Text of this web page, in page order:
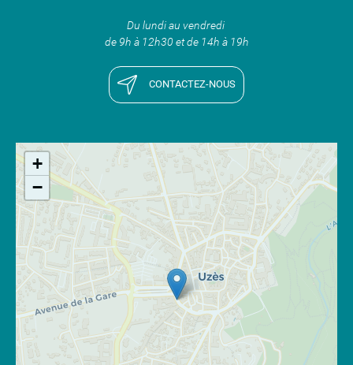
Du lundi au vendredi
de 9h à 12h30 et de 14h à 19h
CONTACTEZ-NOUS
+
−